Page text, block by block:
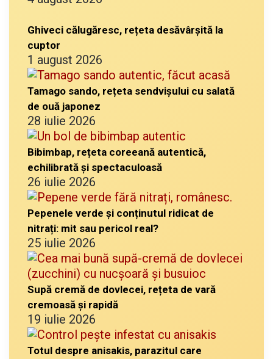
Ghiveci călugăresc, rețeta desăvârșită la
cuptor
1 august 2026
Tamago sando, rețeta sendvișului cu salată
de ouă japonez
28 iulie 2026
Bibimbap, rețeta coreeană autentică,
echilibrată și spectaculoasă
26 iulie 2026
Pepenele verde și conținutul ridicat de
nitrați: mit sau pericol real?
25 iulie 2026
Supă cremă de dovlecei, rețeta de vară
cremoasă și rapidă
19 iulie 2026
Totul despre anisakis, parazitul care